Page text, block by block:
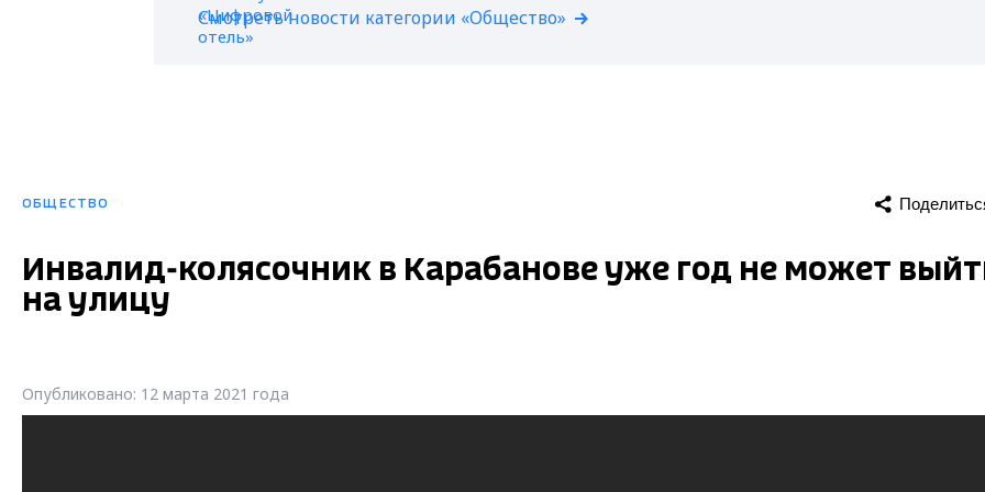
Смотреть новости категории «Общество»
ОБЩЕСТВО
Инвалид-колясочник в Карабанове уже год не может
на улицу
Опубликовано: 12 марта 2021 года